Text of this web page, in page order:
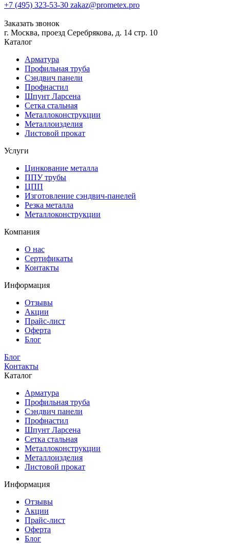
+7 (495) 323-53-30 zakaz@prometex.pro
Заказать звонок
г. Москва, проезд Серебрякова, д. 14 стр. 10
Каталог
Арматура
Профильная труба
Сэндвич панели
Профнастил
Шпунт Ларсена
Сетка стальная
Металлоконструкции
Металлоизделия
Листовой прокат
Услуги
Цинкование металла
ППУ трубы
ЦПП
Изготовление сэндвич-панелей
Резка металла
Металлоконструкции
Компания
О нас
Сертификаты
Контакты
Информация
Отзывы
Акции
Прайс-лист
Оферта
Блог
Блог
Контакты
Каталог
Арматура
Профильная труба
Сэндвич панели
Профнастил
Шпунт Ларсена
Сетка стальная
Металлоконструкции
Металлоизделия
Листовой прокат
Информация
Отзывы
Акции
Прайс-лист
Оферта
Блог